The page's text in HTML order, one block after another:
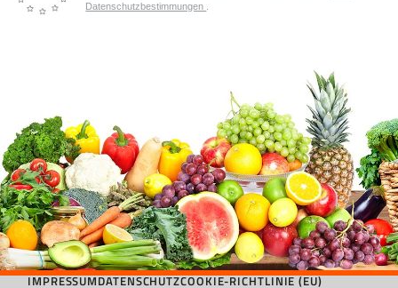
Datenschutzbestimmungen
IMPRESSUMDATENSCHUTZCOOKIE-RICHTLINIE (EU)